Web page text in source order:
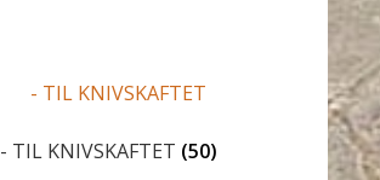
- TIL KNIVSKAFTET (50)